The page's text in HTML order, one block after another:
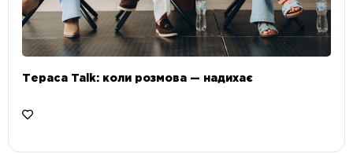
Тераса Talk: коли розмова — надихає